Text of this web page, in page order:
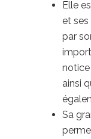
Elle
et
par
notice
ainsi
Sa